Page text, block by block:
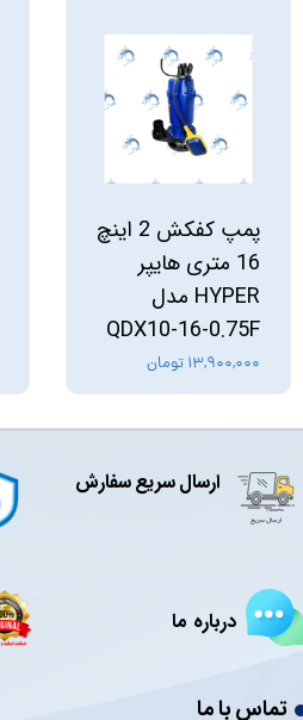
پمپ کفکش 2 اینچ
16 متری هایپر
HYPER مدل
QDX10-16-0.75F
۱۳,۹۰۰,۰۰۰ تومان
ارسال سریع سفارش
تماس با ما
درباره ما